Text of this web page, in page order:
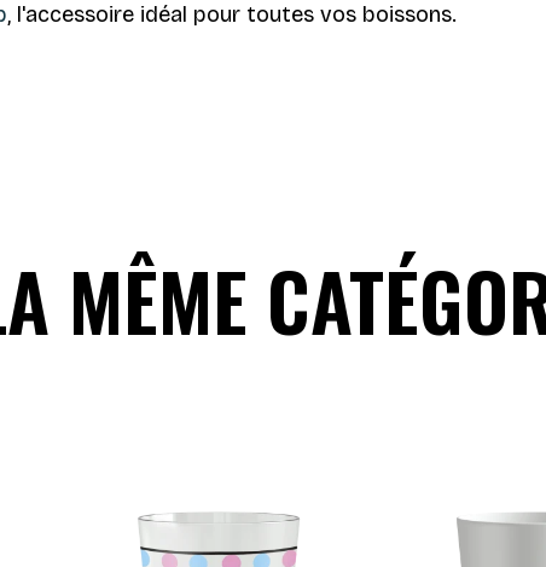
, l'accessoire idéal pour toutes vos boissons.
MÊME